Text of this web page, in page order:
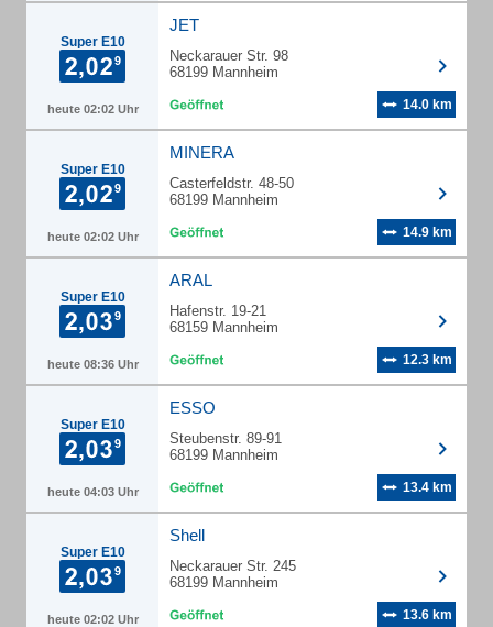
Super E10
heute 02:02 Uhr
JET
Neckarauer Str. 98
68199 Mannheim
14.0 km
Super E10
heute 02:02 Uhr
MINERA
Casterfeldstr. 48-50
68199 Mannheim
14.9 km
Super E10
heute 08:36 Uhr
ARAL
Hafenstr. 19-21
68159 Mannheim
12.3 km
Super E10
heute 04:03 Uhr
ESSO
Steubenstr. 89-91
68199 Mannheim
13.4 km
Super E10
heute 02:02 Uhr
Shell
Neckarauer Str. 245
68199 Mannheim
13.6 km